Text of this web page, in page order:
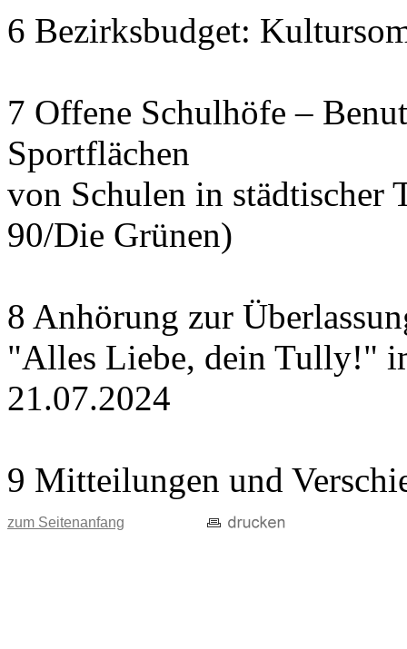
6 Bezirksbudget:
7 Offene Schulhöfe –
Sportflächen
von Schulen in städtischer
90/Die Grünen)
8 Anhörung zur
"Alles Liebe, dein Tully!"
21.07.2024
9 Mitteilungen und
zum Seitenanfang